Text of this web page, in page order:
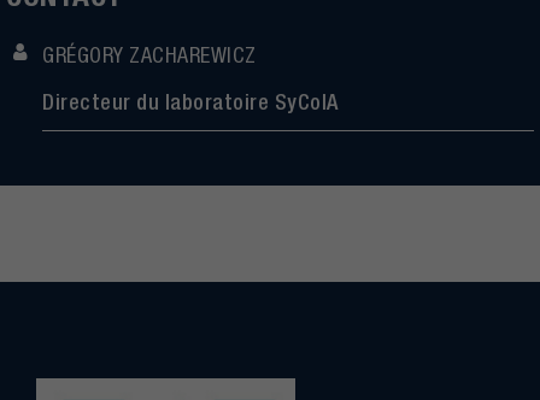
GRÉGORY ZACHAREWICZ
Directeur du laboratoire SyCoIA